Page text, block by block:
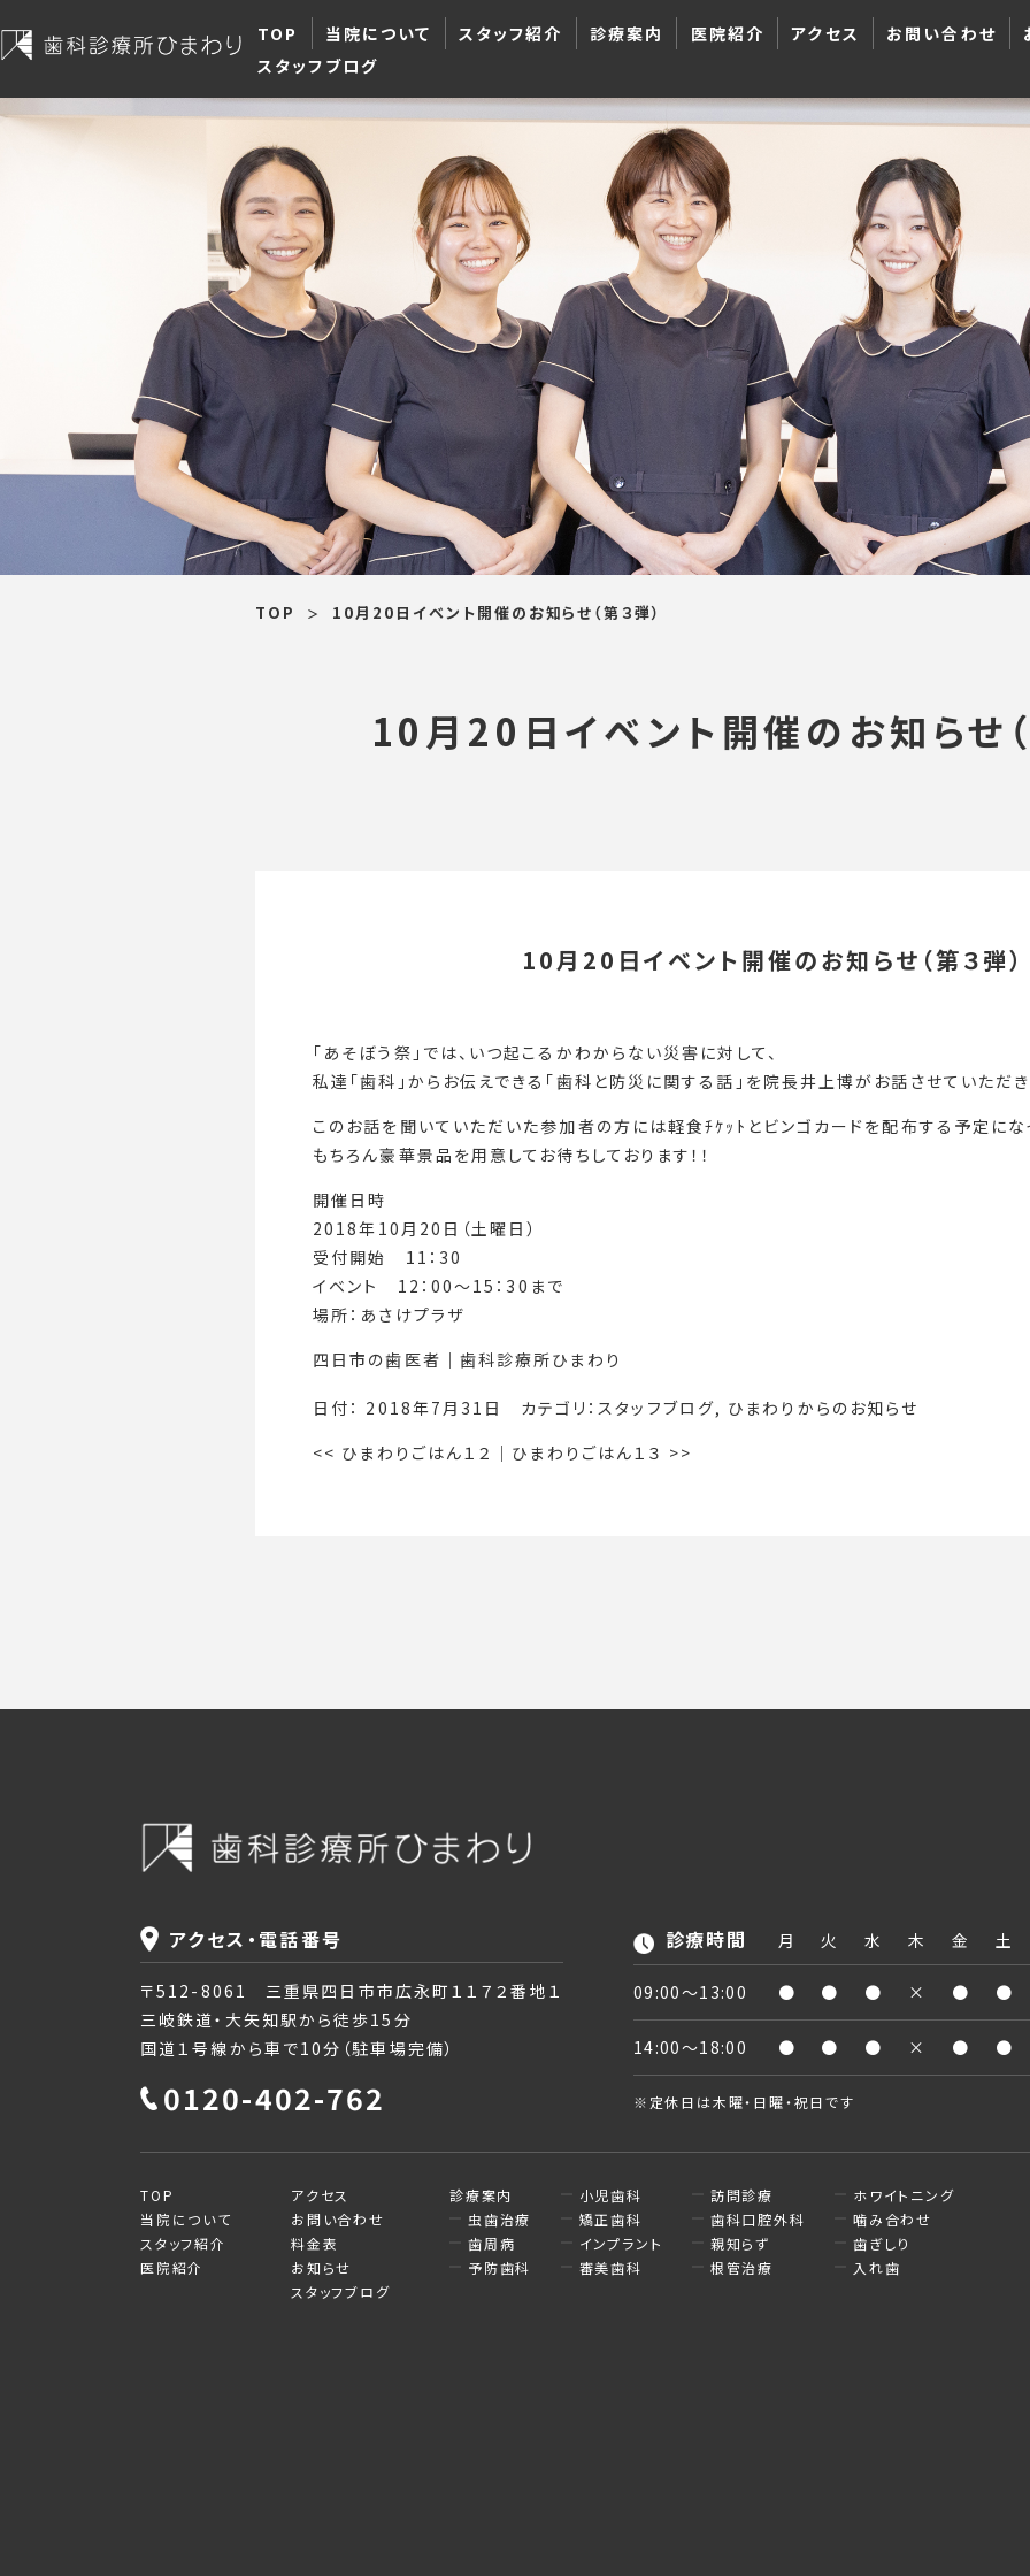
TOP 当院について スタッフ紹介 診療案内 医院紹介 アクセス お問い合わせ
スタッフブログ
TOP 10月20日イベント開催のお知らせ（第３弾）
10月20日イベント開催のお知らせ（
10月20日イベント開催のお知らせ（第３弾）
「あそぼう祭」では、いつ起こるかわからない災害に対して、
私達「歯科」からお伝えできる「歯科と防災に関する話」を院長井上博がお話させていただき
このお話を聞いていただいた参加者の方には軽食ﾁｹｯﾄとビンゴカードを配布する予定にな
もちろん豪華景品を用意してお待ちしております！！
開催日時
2018年10月20日（土曜日）
受付開始 11：30
イベント 12：00～15：30まで
場所：あさけプラザ
四日市の歯医者｜歯科診療所ひまわり
日付： 2018年7月31日 カテゴリ：スタッフブログ, ひまわりからのお知らせ
<< ひまわりごはん１２ ｜ ひまわりごはん１３ >>
アクセス・電話番号
〒512-8061 三重県四日市市広永町１１７２番地１
三岐鉄道・大矢知駅から徒歩15分
国道１号線から車で10分（駐車場完備）
0120-402-762
診療時間 月 火 水 木 金 土
09:00〜13:00 ● ● ● × ● ●
14:00〜18:00 ● ● ● × ● ●
※定休日は木曜・日曜・祝日です
TOP
当院について
スタッフ紹介
医院紹介
アクセス
お問い合わせ
料金表
お知らせ
スタッフブログ
診療案内
虫歯治療
歯周病
予防歯科
小児歯科
矯正歯科
インプラント
審美歯科
訪問診療
歯科口腔外科
親知らず
根管治療
ホワイトニング
噛み合わせ
歯ぎしり
入れ歯